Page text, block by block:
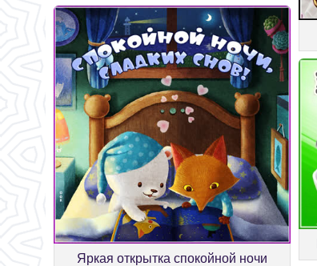
Яркая открытка спокойной ночи